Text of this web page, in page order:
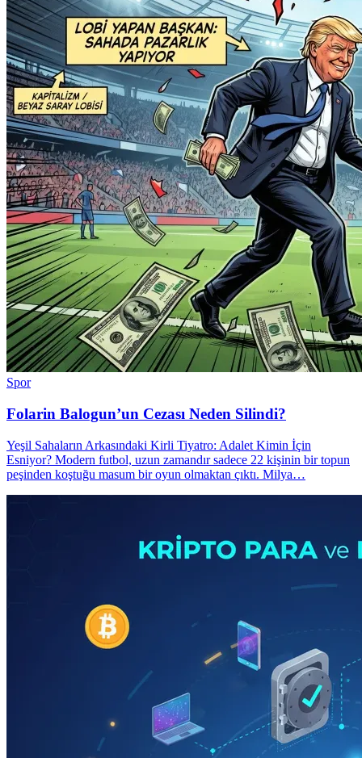
Spor
Folarin Balogun’un Cezası Neden Silindi?
Yeşil Sahaların Arkasındaki Kirli Tiyatro: Adalet Kimin İçin
Esniyor? Modern futbol, uzun zamandır sadece 22 kişinin bir topun
peşinden koştuğu masum bir oyun olmaktan çıktı. Milya…